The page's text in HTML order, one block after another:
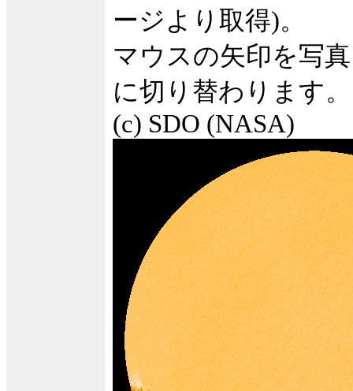
ージより取得)。
マウスの矢印を写
に切り替わります。
(c) SDO (NASA)